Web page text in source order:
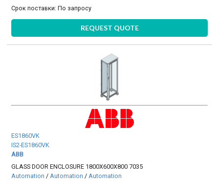
Срок поставки:По запросу
REQUEST QUOTE
ES1860VK
IS2-ES1860VK
ABB
GLASS DOOR ENCLOSURE 1800X600X800 7035
Automation /Automation /Automation